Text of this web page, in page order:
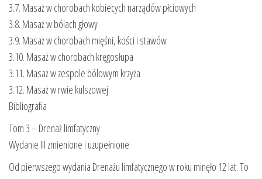
3.7. Masaż w chorobach kobiecych narządów płciowych
3.8. Masaż w bólach głowy
3.9. Masaż w chorobach mięśni, kości i stawów
3.10. Masaż w chorobach kręgosłupa
3.11. Masaż w zespole bólowym krzyża
3.12. Masaż w rwie kulszowej
Bibliografia
Tom 3 – Drenaż limfatyczny
Wydanie III zmienione i uzupełnione
Od pierwszego wydania Drenażu limfatycznego w roku minęło 12 lat. To